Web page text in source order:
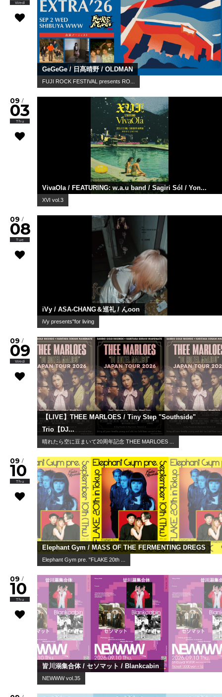
Wed
GeGeGe / 日髙晴野 / OLDMAN
FUJI ROCK FESTIVAL presents RO...
09 /
03
Thu
VivaOla / FEATURING: w.a.u band / Sagiri Sól / Yon...
XVI vol.3
09 /
08
Tue
iVy / ASA-CHANG＆巡礼 / んoon
iVy presents"for living
09 /
09
Wed
【LIVE】THEE MARLOES / Tiny Step "Southside"
Trio【DJ...
晴れたら空に豆まいて20周年記念 THEE MARLOES ...
09 /
10
Thu
Elephant Gym / MASS OF THE FERMENTING DREGS
Elephant Gym pre. "FLAKE 20th ...
09 /
10
Thu
皆川溺集合体 / セソマット / Blankcabin
NEWWW vol.35